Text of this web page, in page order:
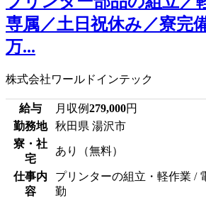
専属／土日祝休み／寮完
万...
株式会社ワールドインテック
給与 月収例279,000円
勤務地
秋田県 湯沢市
寮・社
宅
あり（無料）
仕事内
容
プリンターの組立・軽作業 /
勤